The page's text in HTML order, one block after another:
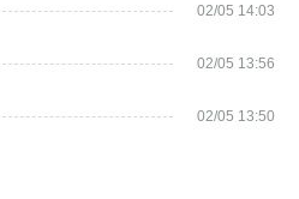
02/05 14:03
02/05 13:56
02/05 13:50